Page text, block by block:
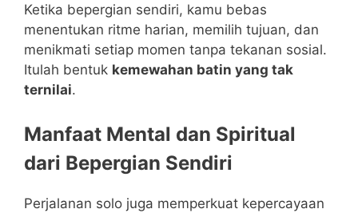
Ketika bepergian sendiri, kamu bebas
menentukan ritme harian, memilih tujuan, dan
menikmati setiap momen tanpa tekanan sosial.
Itulah bentuk kemewahan batin yang tak
ternilai.
Manfaat Mental dan Spiritual
dari Bepergian Sendiri
Perjalanan solo juga memperkuat kepercayaan